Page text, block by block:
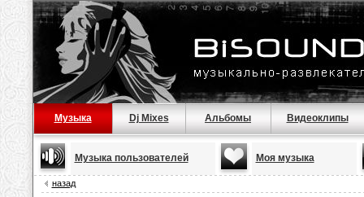
Музыка Dj Mixes Альбомы Видеоклипы
Музыка пользователей Моя музыка
назад